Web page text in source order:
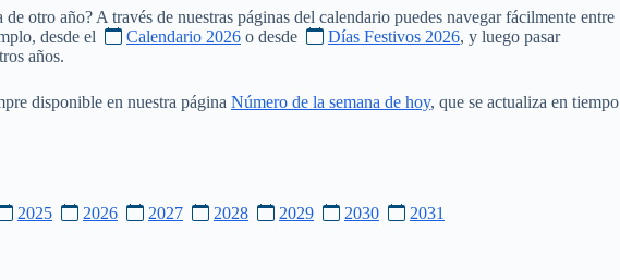
de otro año? A través de nuestras páginas del calendario puedes navegar fácilmente entre
desde el
Calendario 2026 o desde Días Festivos 2026, y luego pasar
años.
disponible en nuestra página Número de la semana de hoy, que se actualiza en tiempo
2025 2026 2027 2028 2029 2030 2031